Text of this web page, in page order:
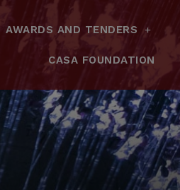
AWARDS AND TENDERS
CASA FOUNDATION